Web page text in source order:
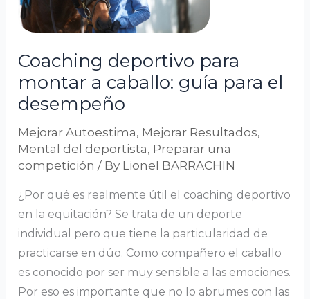
Coaching deportivo para
montar a caballo: guía para el
desempeño
Mejorar Autoestima, Mejorar Resultados,
Mental del deportista, Preparar una
competición / By Lionel BARRACHIN
¿Por qué es realmente útil el coaching deportivo
en la equitación? Se trata de un deporte
individual pero que tiene la particularidad de
practicarse en dúo. Como compañero el caballo
es conocido por ser muy sensible a las emociones.
Por eso es importante que no lo abrumes con las
a
caballo:
para
el
desempeño